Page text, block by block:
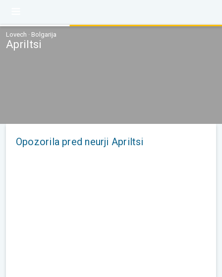
Lovech · Bolgarija
Apriltsi
Opozorila pred neurji Apriltsi